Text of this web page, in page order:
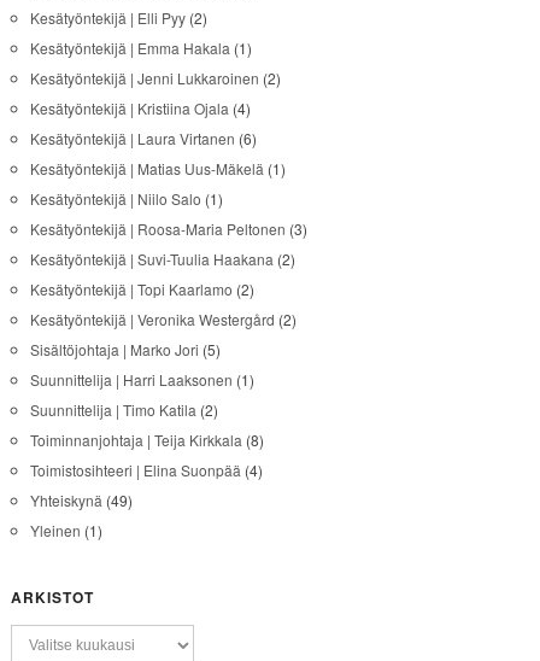
Kesätyöntekijä | Elli Pyy(2)
Kesätyöntekijä | Emma Hakala (1)
Kesätyöntekijä | Jenni Lukkaroinen (2)
Kesätyöntekijä | Kristiina Ojala (4)
Kesätyöntekijä | Laura Virtanen (6)
Kesätyöntekijä | Matias Uus-Mäkelä (1)
Kesätyöntekijä | Niilo Salo (1)
Kesätyöntekijä | Roosa-Maria Peltonen (3)
Kesätyöntekijä | Suvi-Tuulia Haakana (2)
Kesätyöntekijä | Topi Kaarlamo (2)
Kesätyöntekijä | Veronika Westergård (2)
Sisältöjohtaja | Marko Jori (5)
Suunnittelija | Harri Laaksonen (1)
Suunnittelija | Timo Katila (2)
Toiminnanjohtaja | Teija Kirkkala (8)
Toimistosihteeri | Elina Suonpää (4)
Yhteiskynä (49)
Yleinen (1)
ARKISTOT